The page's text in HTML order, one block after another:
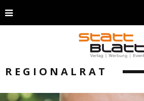
REGIONALRAT